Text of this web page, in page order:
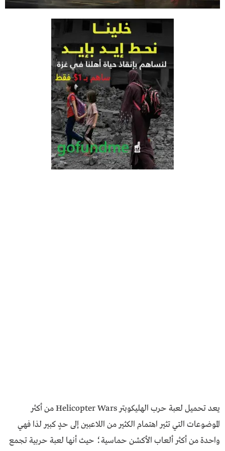
يعد تحميل لعبة حرب الهليكوبتر Helicopter Wars من أكثر
الموضوعات التي تثير اهتمام الكثير من اللاعبين إلى حدٍ كبير لذا فهي
واحدة من أكثر ألعاب الأكشن حماسية؛ حيث أنها لعبة حربية تجمع